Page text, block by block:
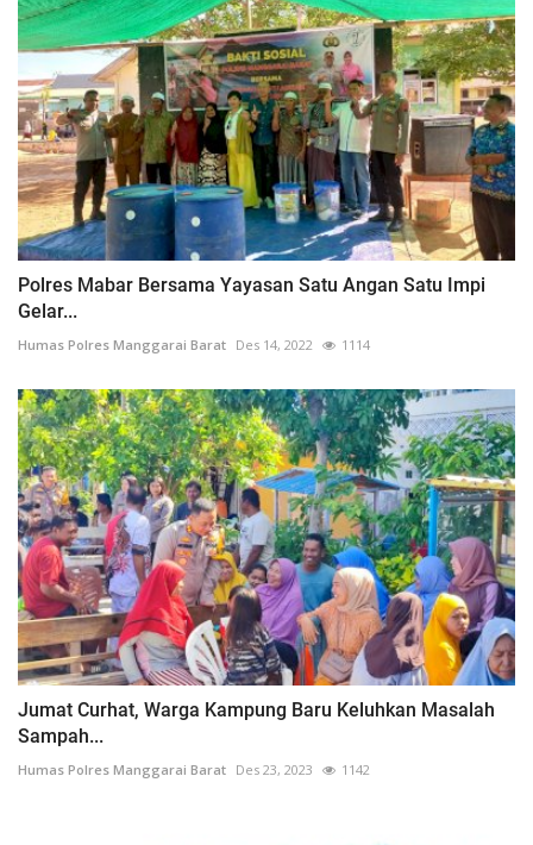
Polres Mabar Bersama Yayasan Satu Angan Satu Impi
Gelar...
Humas Polres Manggarai Barat Des 14, 2022 1114
Jumat Curhat, Warga Kampung Baru Keluhkan Masalah
Sampah...
Humas Polres Manggarai Barat Des 23, 2023 1142